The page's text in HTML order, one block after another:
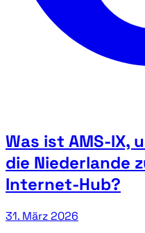
Was ist AMS-IX,
die Niederlande
Internet-Hub?
31. März 2026